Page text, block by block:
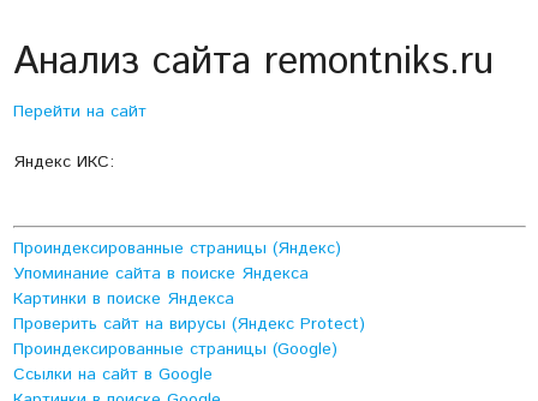
Анализ сайта remontniks.ru
Перейти на сайт
Яндекс ИКС:
Проиндексированные страницы (Яндекс)
Упоминание сайта в поиске Яндекса
Картинки в поиске Яндекса
Проверить сайт на вирусы (Яндекс Protect)
Проиндексированные страницы (Google)
Ссылки на сайт в Google